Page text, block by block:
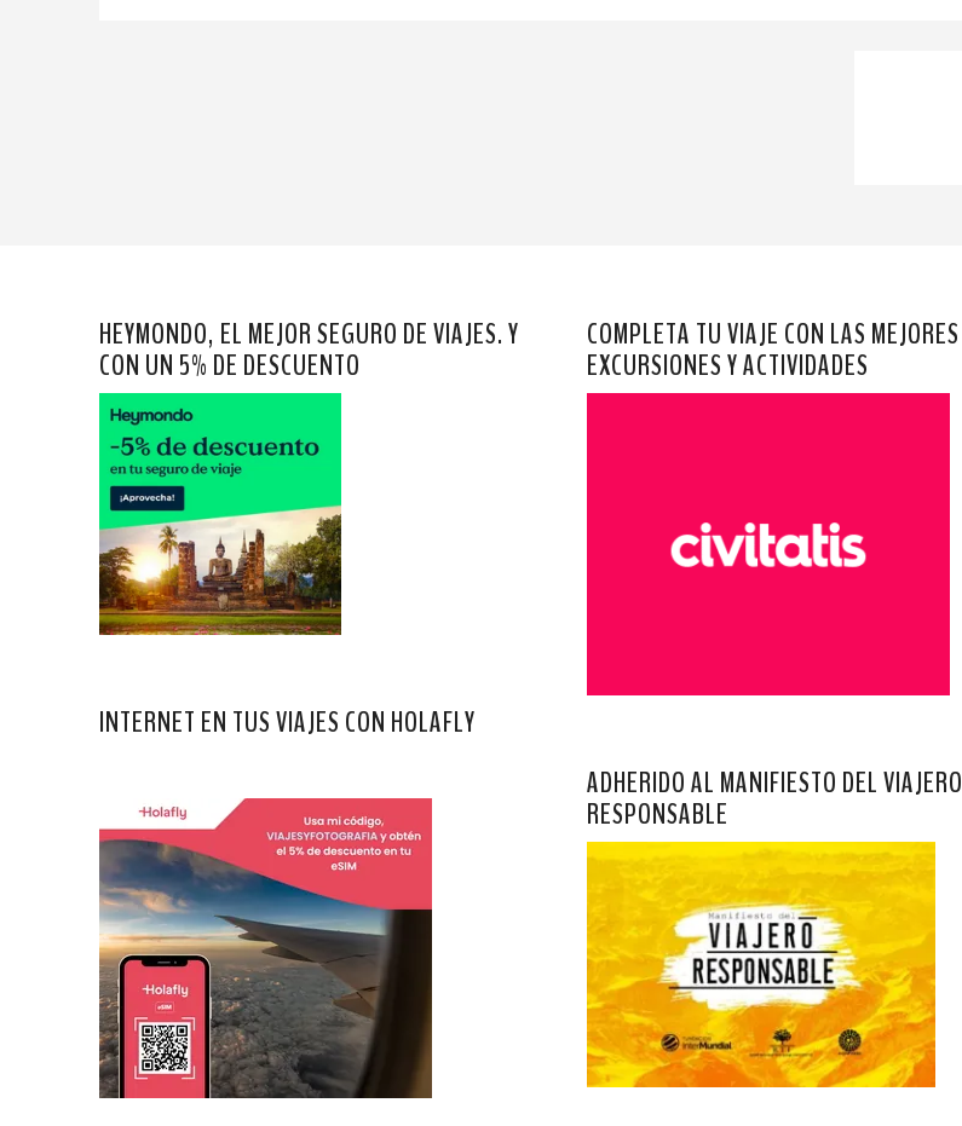
HEYMONDO, EL MEJOR SEGURO DE VIAJES. Y
CON UN 5% DE DESCUENTO
INTERNET EN TUS VIAJES CON HOLAFLY
COMPLETA TU VIAJE CON LAS MEJORES
EXCURSIONES Y ACTIVIDADES
ADHERIDO AL MANIFIESTO DEL VIAJERO
RESPONSABLE